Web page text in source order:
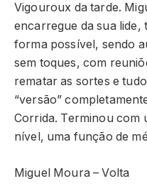
Vigouroux da tarde.
encarregue da sua
forma possível, sendo
sem toques, com
rematar as sortes e
“versão”
Corrida. Terminou com
nível, uma função de
Miguel Moura – Volta